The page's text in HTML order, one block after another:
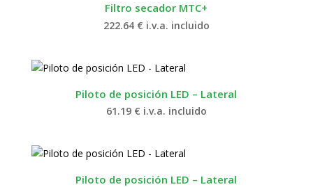
Filtro secador MTC+
222.64 € i.v.a. incluido
Piloto de posición LED – Lateral
61.19 € i.v.a. incluido
Piloto de posición LED – Lateral